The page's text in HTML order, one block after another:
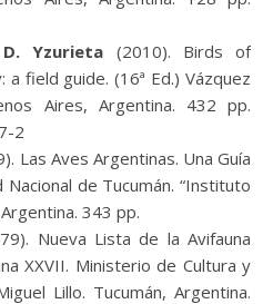
Yzurieta (2010). Birds of
a field guide. (16ª Ed.) Vázquez
Aires, Argentina. 432 pp.
2
Las Aves Argentinas. Una Guía
de Tucumán. “Instituto
343 pp.
Nueva Lista de la Avifauna
XXVII. Ministerio de Cultura y
Lillo. Tucumán, Argentina.